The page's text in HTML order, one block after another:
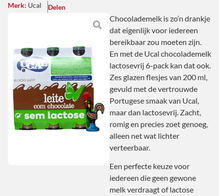
Merk: Ucal Delen
Chocolademelk is zo’n drankje
dat eigenlijk voor iedereen
bereikbaar zou moeten zijn.
En met de Ucal chocolademelk
lactosevrij 6-pack kan dat ook.
Zes glazen flesjes van 200 ml,
gevuld met de vertrouwde
Portugese smaak van Ucal,
maar dan lactosevrij. Zacht,
romig en precies zoet genoeg,
alleen net wat lichter
verteerbaar.
Een perfecte keuze voor
iedereen die geen gewone
melk verdraagt of lactose